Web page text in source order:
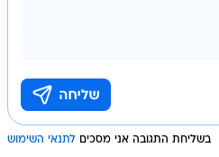
בשליחת התגובה אני מסכים לתנאי השימוש